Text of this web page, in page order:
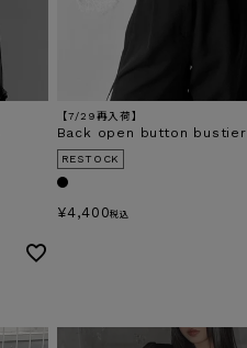
【7/29再入荷】
Back open button bustier
RESTOCK
¥4,400税込